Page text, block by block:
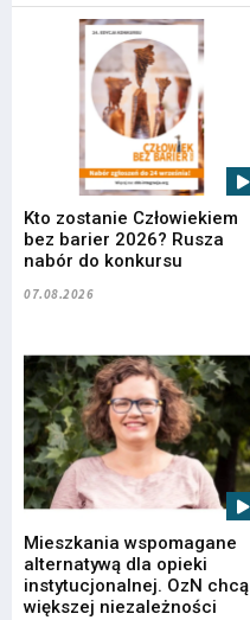
Kto zostanie Człowiekiem
bez barier 2026? Rusza
nabór do konkursu
07.08.2026
Mieszkania wspomagane
alternatywą dla opieki
instytucjonalnej. OzN chcą
większej niezależności